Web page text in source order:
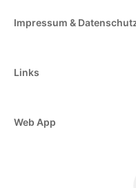
Impressum &
Links
Web App